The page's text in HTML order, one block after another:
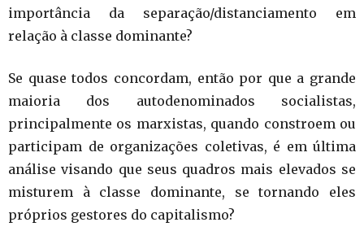
importância da separação/distanciamento em
relação à classe dominante?
Se quase todos concordam, então por que a grande
maioria dos autodenominados socialistas,
principalmente os marxistas, quando constroem ou
participam de organizações coletivas, é em última
análise visando que seus quadros mais elevados se
misturem à classe dominante, se tornando eles
próprios gestores do capitalismo?